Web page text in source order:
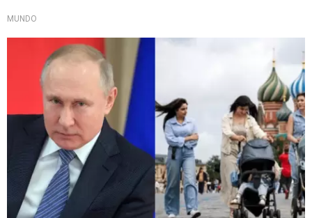
MUNDO
Gobierno ruso advierte extinción